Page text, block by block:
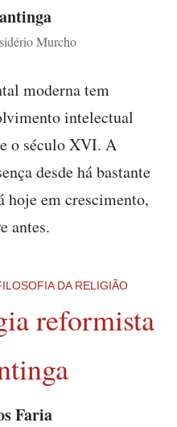
Murcho
moderna tem
intelectual
o século XVI. A
desde há bastante
hoje em crescimento,
antes.
DA RELIGIÃO
reformista
Faria